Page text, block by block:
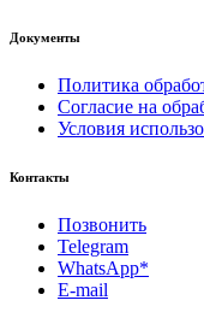
Документы
Политика
Согласие на
Условия
Контакты
Позвонить
Telegram
WhatsApp*
E-mail